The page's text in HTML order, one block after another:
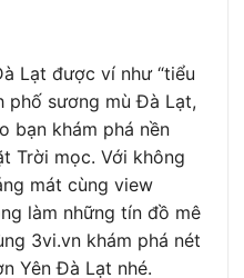
Lạt được ví như “tiểu
phố sương mù Đà Lạt,
bạn khám phá nền
Trời mọc. Với không
mát cùng view
làm những tín đồ mê
3vi.vn khám phá nét
Yên Đà Lạt nhé.